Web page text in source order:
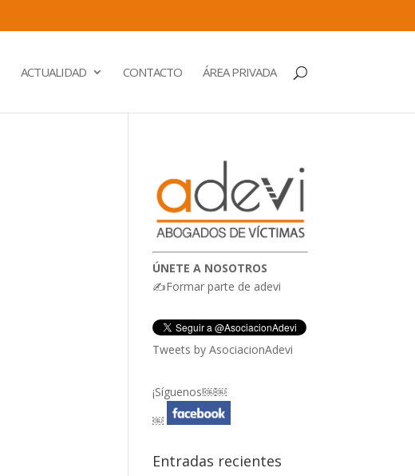
ACTUALIDAD CONTACTO ÁREA PRIVADA
ÚNETE A NOSOTROS
✍Formar parte de adevi
Tweets by AsociacionAdevi
¡Síguenos!￼￼
￼
Entradas recientes